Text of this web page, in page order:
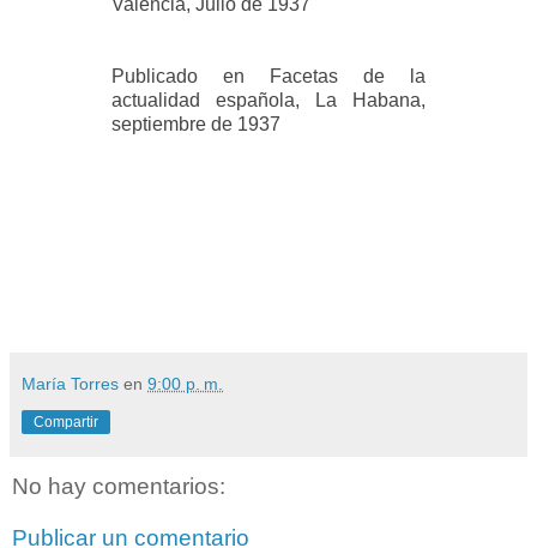
Publicado en Facetas de la
actualidad española, La Habana,
septiembre de 1937
María Torres en 9:00 p. m.
Compartir
No hay comentarios:
Publicar un comentario